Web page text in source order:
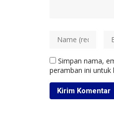
Simpan nama,
peramban ini untuk